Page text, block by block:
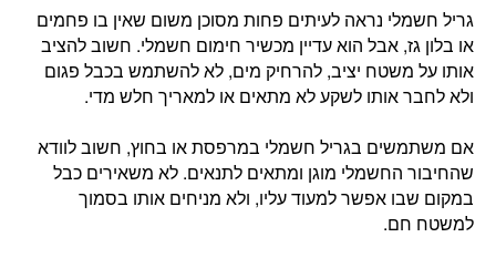
גריל חשמלי נראה לעיתים פחות מסוכן משום שאין בו פחמים
או בלון גז, אבל הוא עדיין מכשיר חימום חשמלי. חשוב להציב
אותו על משטח יציב, להרחיק מים, לא להשתמש בכבל פגום
ולא לחבר אותו לשקע לא מתאים או למאריך חלש מדי.
אם משתמשים בגריל חשמלי במרפסת או בחוץ, חשוב לוודא
שהחיבור החשמלי מוגן ומתאים לתנאים. לא משאירים כבל
במקום שבו אפשר למעוד עליו, ולא מניחים אותו בסמוך
למשטח חם.